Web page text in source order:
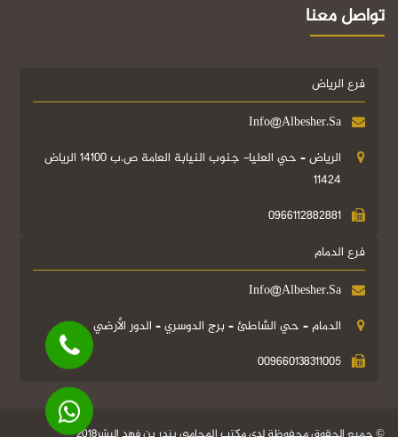
تواصل معنا
فرع الرياض
Info@albesher.sa
الرياض – حي العليا- جنوب النيابة العامة ص.ب 14100 الرياض
11424
0966112882881
فرع الدمام
Info@albesher.sa
الدمام – حي الشاطئ – برج الدوسري – الدور الأرضي
009660138311005